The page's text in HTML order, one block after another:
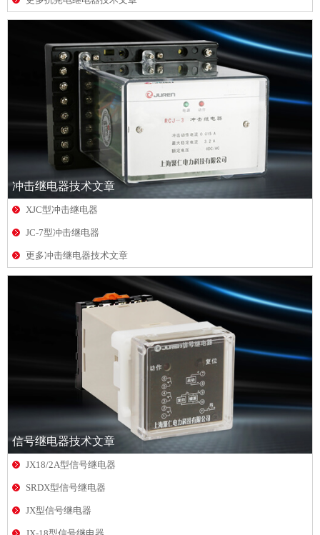
冲击继电器技术文章
XJC型冲击继电器
JC-7型冲击继电器
更多冲击继电器技术文章
信号继电器技术文章
JX18/2A型信号继电器
SRDX型信号继电器
JX型信号继电器